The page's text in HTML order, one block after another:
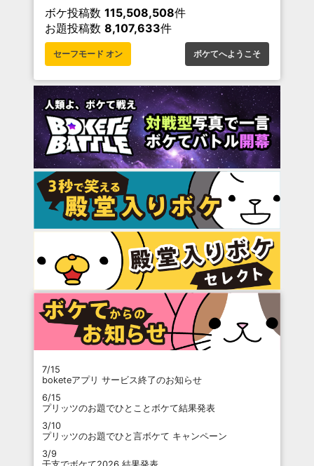
ボケ投稿数 115,508,508件
お題投稿数 8,107,633件
セーフモード オン ボケてへようこそ
7/15
boketeアプリ サービス終了のお知らせ
6/15
プリッツのお題でひとことボケて結果発表
3/10
プリッツのお題でひと言ボケて キャンペーン
3/9